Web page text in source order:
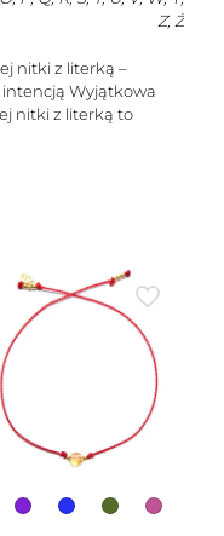
Z, Ż
nitki z literką –
Wyjątkowa
nitki z literką to